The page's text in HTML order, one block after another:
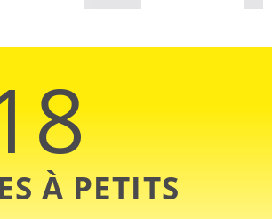
À PETITS